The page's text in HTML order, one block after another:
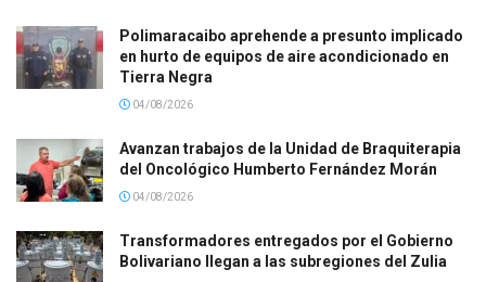
Polimaracaibo aprehende a presunto implicado
en hurto de equipos de aire acondicionado en
Tierra Negra
04/08/2026
Avanzan trabajos de la Unidad de Braquiterapia
del Oncológico Humberto Fernández Morán
04/08/2026
Transformadores entregados por el Gobierno
Bolivariano llegan a las subregiones del Zulia